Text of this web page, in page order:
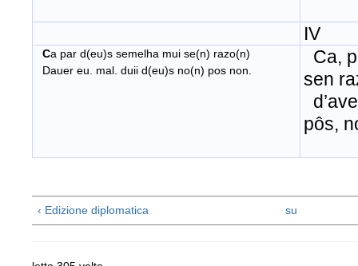
IV
Ca par d(eu)s semelha mui se(n) razo(n)
Dauer eu. mal. duii d(eu)s no(n) pos non.
Ca,
sen
pôs,
‹ Edizione diplomatica su